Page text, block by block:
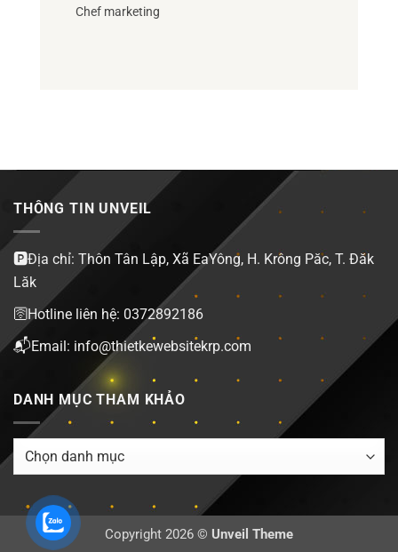
Chef marketing
THÔNG TIN UNVEIL
🅿️Địa chỉ: Thôn Tân Lập, Xã EaYông, H. Krông Păc, T. Đăk
Lăk
🛜Hotline liên hệ: 0372892186
📬Email: info@thietkewebsitekrp.com
DANH MỤC THAM KHẢO
DANH
KHẢO
Copyright 2026 © Unveil Theme